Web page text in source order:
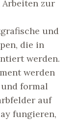
zur
und
die in
werden.
werden
formal
auf
fungieren,